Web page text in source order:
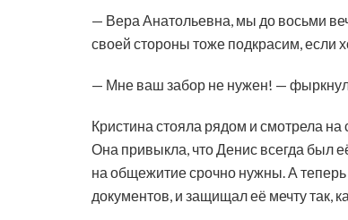
— Вера Анатольевна, мы до восьми
своей стороны тоже подкрасим, если
— Мне ваш забор не нужен! —
Кристина стояла рядом и смотрела на
Она привыкла, что Денис всегда был
на общежитие срочно нужны. А
документов, и защищал её мечту так,